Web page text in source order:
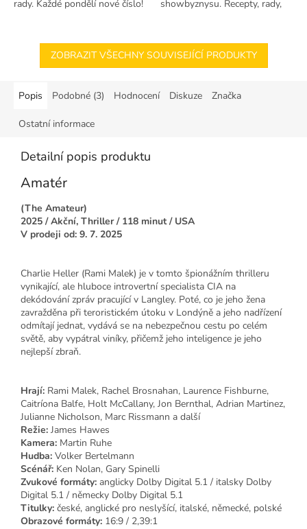
rady. Každé pondělí nové číslo!
showbyznysu. Recepty, rady,
ZOBRAZIT VŠECHNY SOUVISEJÍCÍ PRODUKTY
Popis Podobné (3) Hodnocení Diskuze Značka
Ostatní informace
Detailní popis produktu
Amatér
(The Amateur)
2025 / Akční, Thriller / 118 minut / USA
V prodeji od: 9. 7. 2025
Charlie Heller (Rami Malek) je v tomto špionážním thrilleru
vynikající, ale hluboce introvertní specialista CIA na
dekódování zpráv pracující v Langley. Poté, co je jeho žena
zavražděna při teroristickém útoku v Londýně a jeho nadřízení
odmítají jednat, vydává se na nebezpečnou cestu po celém
světě, aby vypátral viníky, přičemž jeho inteligence je jeho
nejlepší zbraň.
Hrají: Rami Malek, Rachel Brosnahan, Laurence Fishburne,
Caitríona Balfe, Holt McCallany, Jon Bernthal, Adrian Martinez,
Julianne Nicholson, Marc Rissmann a další
Režie: James Hawes
Kamera: Martin Ruhe
Hudba: Volker Bertelmann
Scénář: Ken Nolan, Gary Spinelli
Zvukové formáty: anglicky Dolby Digital 5.1 / italsky Dolby
Digital 5.1 / německy Dolby Digital 5.1
Titulky: české, anglické pro neslyšící, italské, německé, polské
Obrazové formáty: 16:9 / 2,39:1